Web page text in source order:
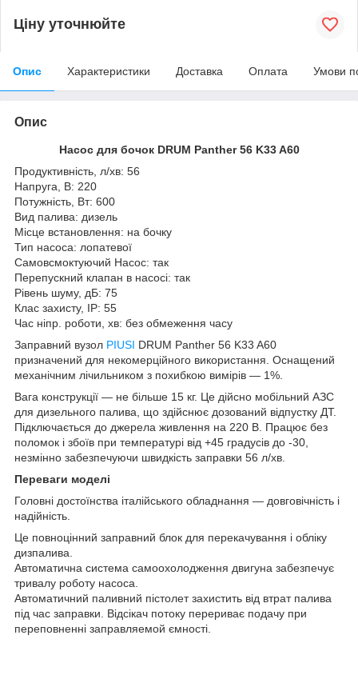
Ціну уточнюйте
Опис Характеристики Доставка Оплата Умови
Опис
Насос для бочок DRUM Panther 56 K33 A60
Продуктивність, л/хв: 56
Напруга, В: 220
Потужність, Вт: 600
Вид палива: дизель
Місце встановлення: на бочку
Тип насоса: лопатевої
Самовсмоктуючий Насос: так
Перепускний клапан в насосі: так
Рівень шуму, дБ: 75
Клас захисту, IP: 55
Час ніпр. роботи, хв: без обмеження часу
Заправний вузол PIUSI DRUM Panther 56 K33 A60
призначений для некомерційного використання. Оснащений
механічним лічильником з похибкою вимірів — 1%.
Вага конструкції — не більше 15 кг. Це дійсно мобільний АЗС
для дизельного палива, що здійснює дозований відпустку ДТ.
Підключається до джерела живлення на 220 В. Працює без
поломок і збоїв при температурі від +45 градусів до -30,
незмінно забезпечуючи швидкість заправки 56 л/хв.
Переваги моделі
Головні достоїнства італійського обладнання — довговічність і
надійність.
Це повноцінний заправний блок для перекачування і обліку
дизпалива.
Автоматична система самоохолодження двигуна забезпечує
тривалу роботу насоса.
Автоматичний паливний пістолет захистить від втрат палива
під час заправки. Відсікач потоку перериває подачу при
переповненні заправляемой ємності.